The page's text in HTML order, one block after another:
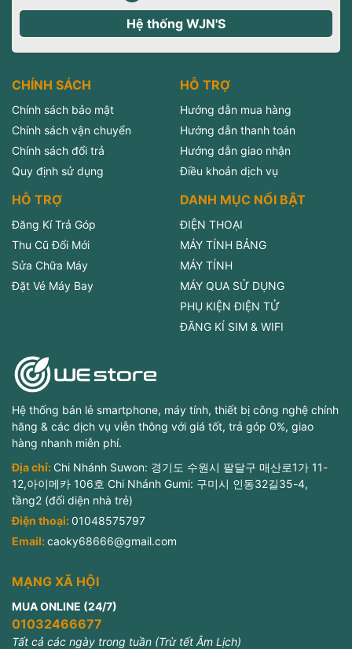
Hệ thống WJN'S
CHÍNH SÁCH
Chính sách bảo mật
Chính sách vận chuyển
Chính sách đổi trả
Quy định sử dụng
HỖ TRỢ
Hướng dẫn mua hàng
Hướng dẫn thanh toán
Hướng dẫn giao nhận
Điều khoản dịch vụ
HỖ TRỢ
Đăng Kí Trả Góp
Thu Cũ Đổi Mới
Sửa Chữa Máy
Đặt Vé Máy Bay
DANH MỤC NỔI BẬT
ĐIỆN THOẠI
MÁY TÍNH BẢNG
MÁY TÍNH
MÁY QUA SỬ DỤNG
PHỤ KIỆN ĐIỆN TỬ
ĐĂNG KÍ SIM & WIFI
Hệ thống bán lẻ smartphone, máy tính, thiết bị công nghệ chính
hãng & các dịch vụ viễn thông với giá tốt, trả góp 0%, giao
hàng nhanh miễn phí.
Địa chỉ: Chi Nhánh Suwon: 경기도 수원시 팔달구 매산로1가 11-
12,아이메카 106호 Chi Nhánh Gumi: 구미시 인동32길35-4,
tầng2 (đối diện nhà trẻ)
Điện thoại:01048575797
Email:caoky68666@gmail.com
MẠNG XÃ HỘI
MUA ONLINE (24/7)
01032466677
Tất cả các ngày trong tuần (Trừ tết Âm Lịch)